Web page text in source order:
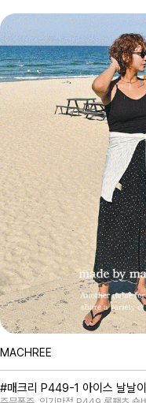
MACHREE
#매크리 P449-1 아이스 날날